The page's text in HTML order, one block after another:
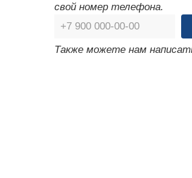
свой номер телефона.
Также можете нам